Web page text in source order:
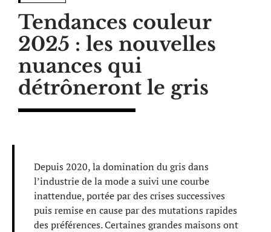
Tendances couleur
2025 : les nouvelles
nuances qui
détrôneront le gris
Depuis 2020, la domination du gris dans
l’industrie de la mode a suivi une courbe
inattendue, portée par des crises successives
puis remise en cause par des mutations rapides
des préférences. Certaines grandes maisons ont